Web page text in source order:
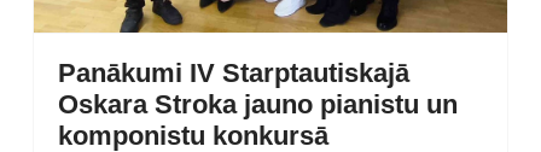
Panākumi IV Starptautiskajā
Oskara Stroka jauno pianistu un
komponistu konkursā